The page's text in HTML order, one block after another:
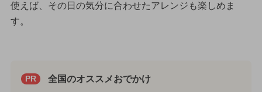
使えば、その日の気分に合わせたアレンジも楽しめま
す。
PR 全国のオススメおでかけ